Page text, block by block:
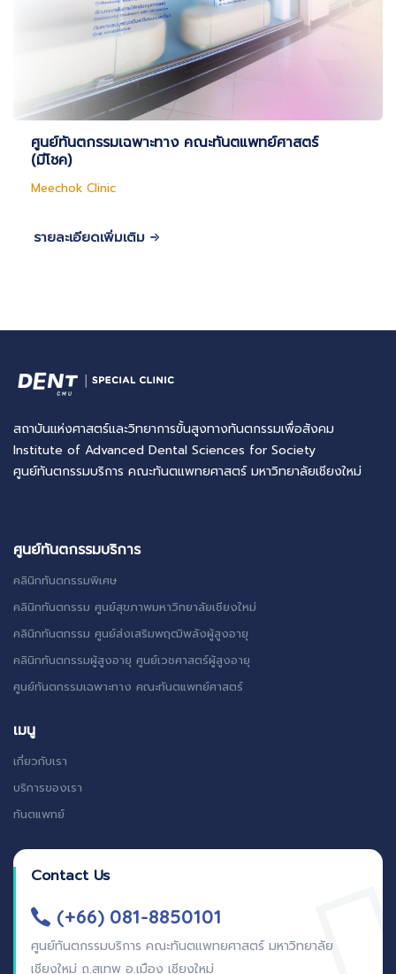
ศูนย์ทันตกรรมเฉพาะทาง คณะทันตแพทย์ศาสตร์
(มีโชค)
Meechok Clinic
รายละเอียดเพิ่มเติม
สถาบันแห่งศาสตร์และวิทยาการขั้นสูงทางทันตกรรมเพื่อสังคม
Institute of Advanced Dental Sciences for Society
ศูนย์ทันตกรรมบริการ คณะทันตแพทยศาสตร์ มหาวิทยาลัยเชียงใหม่
ศูนย์ทันตกรรมบริการ
คลินิกทันตกรรมพิเศษ
คลินิกทันตกรรม ศูนย์สุขภาพมหาวิทยาลัยเชียงใหม่
คลินิกทันตกรรม ศูนย์ส่งเสริมพฤฒิพลังผู้สูงอายุ
คลินิกทันตกรรมผู้สูงอายุ ศูนย์เวชศาสตร์ผู้สูงอายุ
ศูนย์ทันตกรรมเฉพาะทาง คณะทันตแพทย์ศาสตร์
เมนู
เกี่ยวกับเรา
บริการของเรา
ทันตแพทย์
Contact Us
(+66) 081-8850101
ศูนย์ทันตกรรมบริการ คณะทันตแพทยศาสตร์ มหาวิทยาลัย
เชียงใหม่ ถ.สุเทพ อ.เมือง เชียงใหม่